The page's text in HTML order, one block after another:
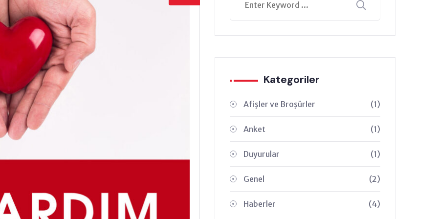
Kategoriler
Afişler ve Broşürler (1)
Anket (1)
Duyurular (1)
Genel (2)
Haberler (4)